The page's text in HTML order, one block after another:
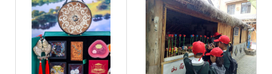
新的意义